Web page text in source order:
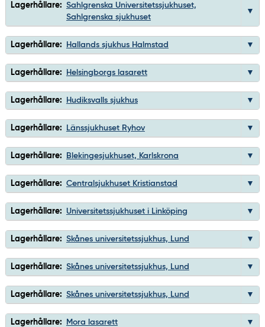
Lagerhållare: Sahlgrenska Universitetssjukhuset,
Sahlgrenska sjukhuset
Lagerhållare: Hallands sjukhus Halmstad
Lagerhållare: Helsingborgs lasarett
Lagerhållare: Hudiksvalls sjukhus
Lagerhållare: Länssjukhuset Ryhov
Lagerhållare: Blekingesjukhuset, Karlskrona
Lagerhållare: Centralsjukhuset Kristianstad
Lagerhållare: Universitetssjukhuset i Linköping
Lagerhållare: Skånes universitetssjukhus, Lund
Lagerhållare: Skånes universitetssjukhus, Lund
Lagerhållare: Skånes universitetssjukhus, Lund
Lagerhållare: Mora lasarett